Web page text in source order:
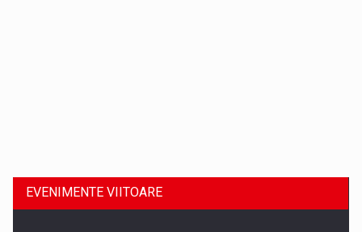
EVENIMENTE VIITOARE